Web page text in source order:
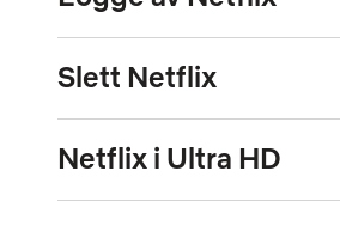
Slett Netflix
Netflix i Ultra HD